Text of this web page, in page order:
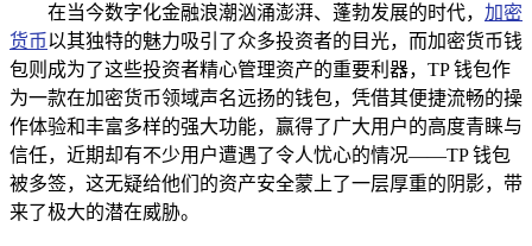
在当今数字化金融浪潮汹涌澎湃、蓬勃发展的时代， 加密
货币以其独特的魅力吸引了众多投资者的目光，而加密货币钱
包则成为了这些投资者精心管理资产的重要利器，TP 钱包作
为一款在加密货币领域声名远扬的钱包，凭借其便捷流畅的操
作体验和丰富多样的强大功能，赢得了广大用户的高度青睐与
信任，近期却有不少用户遭遇了令人忧心的情况——TP 钱包
被多签，这无疑给他们的资产安全蒙上了一层厚重的阴影，带
来了极大的潜在威胁。